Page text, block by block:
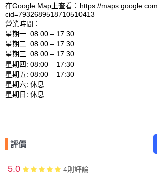
在Google Map上查看：https://
cid=7932689518710510413
營業時間：
星期一: 08:00 – 17:30
星期二: 08:00 – 17:30
星期三: 08:00 – 17:30
星期四: 08:00 – 17:30
星期五: 08:00 – 17:30
星期六: 休息
評價
5.0 4則評論